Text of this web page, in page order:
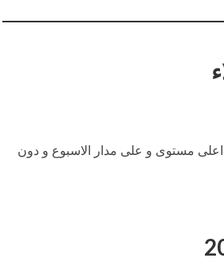
اعلى مستوى و على مدار الاسبوع و دون